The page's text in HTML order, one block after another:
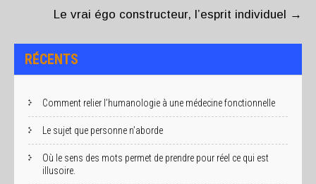
Le vrai égo constructeur, l’esprit individuel →
RÉCENTS
Comment relier l’humanologie à une médecine fonctionnelle
Le sujet que personne n’aborde
Où le sens des mots permet de prendre pour réel ce qui est
illusoire.